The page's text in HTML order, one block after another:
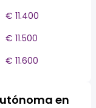
€ 11.400
€ 11.500
€ 11.600
en